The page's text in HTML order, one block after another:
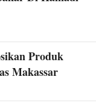
Produk
Makassar